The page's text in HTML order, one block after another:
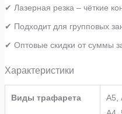
✔ Лазерная резка – чёткие
✔ Подходит для групповых
✔ Оптовые скидки от суммы
Характеристики
Виды трафарета
А5,